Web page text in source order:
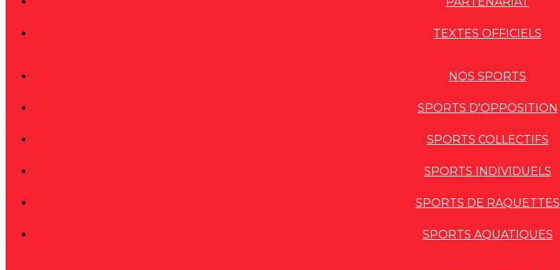
TEXTES OFFICIELS
NOS SPORTS
SPORTS D'OPPOSITION
SPORTS COLLECTIFS
SPORTS INDIVIDUELS
SPORTS DE RAQUETTES
SPORTS AQUATIQUES